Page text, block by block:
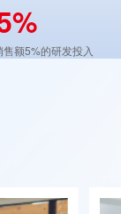
额5%的研发投入